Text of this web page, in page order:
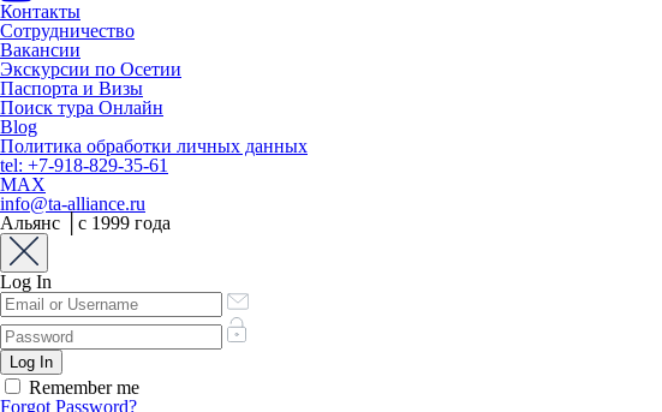
Контакты
Сотрудничество
Вакансии
Экскурсии по Осетии
Паспорта и Визы
Поиск тура Онлайн
Blog
Политика обработки личных данных
tel: +7-918-829-35-61
MAX
info@ta-alliance.ru
Альянс │с 1999 года
Log In
Remember me
Forgot Password?